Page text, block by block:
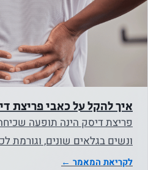
איך להקל על כאבי פריצת
פריצת דיסק הינה תופעה
ונשים בגלאים שונים, וגורמת
באזורים אחרים בגוף…
לקריאת המאמר ←